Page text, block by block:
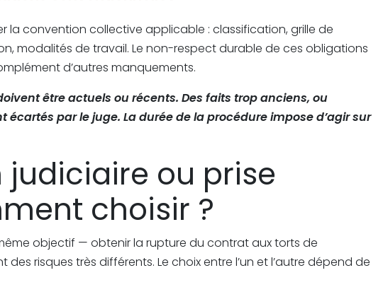
la convention collective applicable : classification, grille de
modalités de travail. Le non-respect durable de ces obligations
d’autres manquements.
être actuels ou récents. Des faits trop anciens, ou
écartés par le juge. La durée de la procédure impose d’agir sur
judiciaire ou prise
choisir ?
objectif — obtenir la rupture du contrat aux torts de
risques très différents. Le choix entre l’un et l’autre dépend de